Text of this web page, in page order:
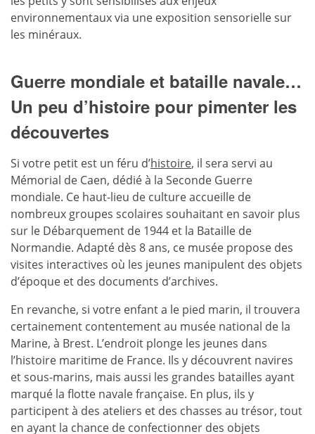
environnementaux via une exposition sensorielle sur
les minéraux.
Guerre mondiale et bataille navale…
Un peu d’histoire pour pimenter les
découvertes
Si votre petit est un féru d’histoire, il sera servi au
Mémorial de Caen, dédié à la Seconde Guerre
mondiale. Ce haut-lieu de culture accueille de
nombreux groupes scolaires souhaitant en savoir plus
sur le Débarquement de 1944 et la Bataille de
Normandie. Adapté dès 8 ans, ce musée propose des
visites interactives où les jeunes manipulent des objets
d’époque et des documents d’archives.
En revanche, si votre enfant a le pied marin, il trouvera
certainement contentement au musée national de la
Marine, à Brest. L’endroit plonge les jeunes dans
l’histoire maritime de France. Ils y découvrent navires
et sous-marins, mais aussi les grandes batailles ayant
marqué la flotte navale française. En plus, ils y
participent à des ateliers et des chasses au trésor, tout
en ayant la chance de confectionner des objets